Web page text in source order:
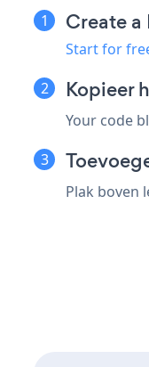
Create
Start for
Kopieer
Your code
Plak boven